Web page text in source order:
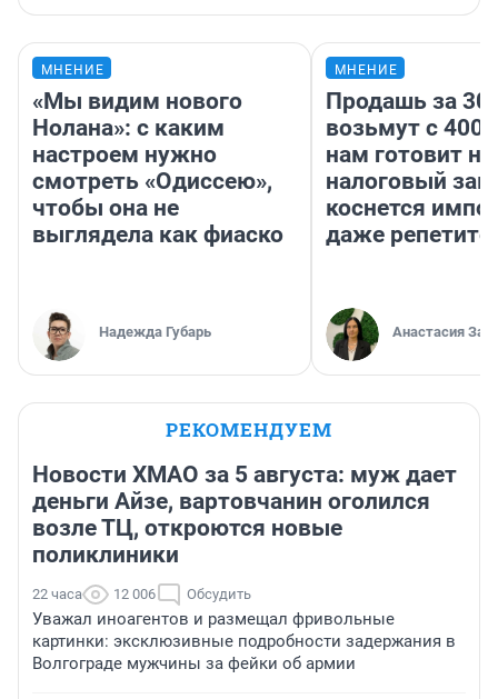
МНЕНИЕ
«Мы видим нового
Нолана»: с каким
настроем нужно
смотреть «Одиссею»,
чтобы она не
выглядела как фиаско
Надежда Губарь
МНЕНИЕ
Продашь за
возьмут с
нам готовит
налоговый
коснется
даже
Анастасия
РЕКОМЕНДУЕМ
Новости ХМАО за 5 августа: муж дает
деньги Айзе, вартовчанин оголился
возле ТЦ, откроются новые
поликлиники
22 часа 12 006 Обсудить
Уважал иноагентов и размещал фривольные
картинки: эксклюзивные подробности задержания в
Волгограде мужчины за фейки об армии